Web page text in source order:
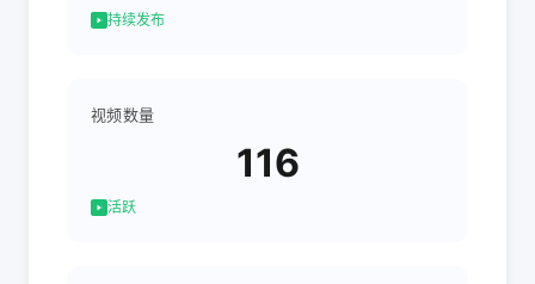
持续发布
视频数量
116
活跃